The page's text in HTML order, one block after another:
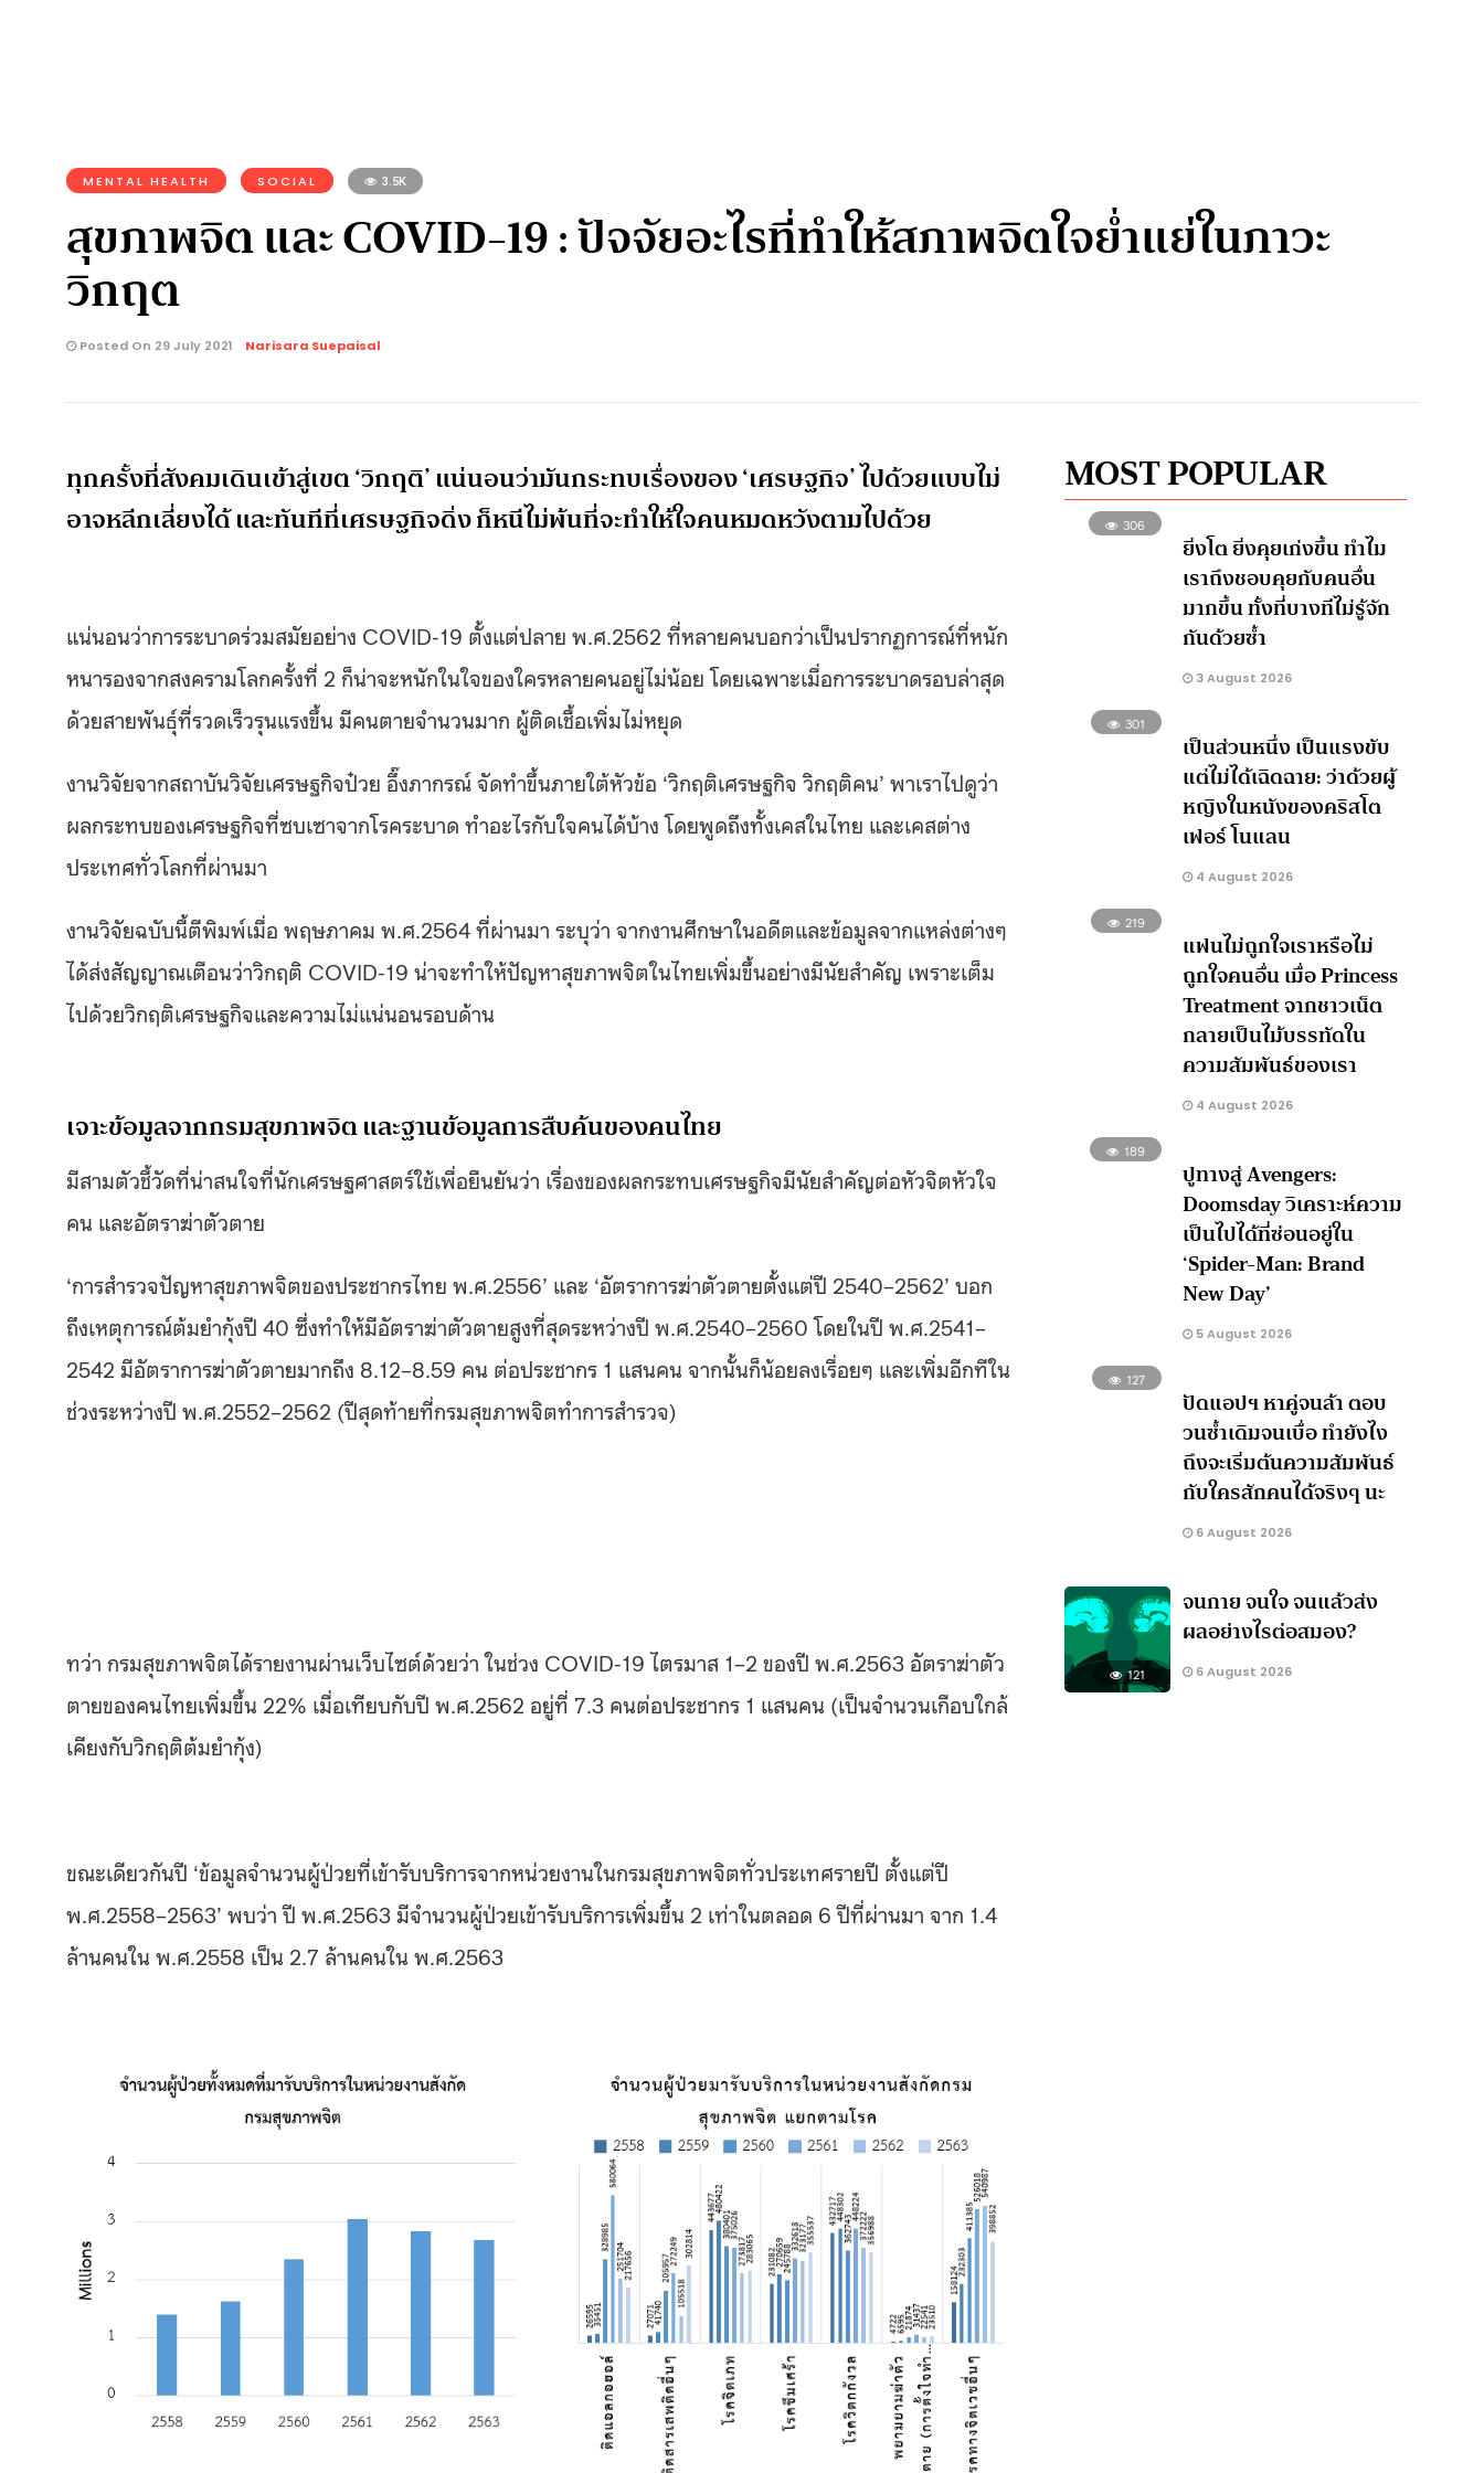
MENTAL HEALTH SOCIAL 3.5K
สุขภาพจิต และ COVID-19 : ปัจจัยอะไรที่ทำให้สภาพจิตใจย่ำแย่ในภาวะ
วิกฤต
Posted On 29 July 2021 Narisara Suepaisal
ทุกครั้งที่สังคมเดินเข้าสู่เขต ‘วิกฤติ’ แน่นอนว่ามันกระทบเรื่องของ ‘เศรษฐกิจ’ ไปด้วยแบบไม่
อาจหลีกเลี่ยงได้ และทันทีที่เศรษฐกิจดิ่ง ก็หนีไม่พ้นที่จะทำให้ใจคนหมดหวังตามไปด้วย
แน่นอนว่าการระบาดร่วมสมัยอย่าง COVID-19 ตั้งแต่ปลาย พ.ศ.2562 ที่หลายคนบอกว่าเป็นปรากฏการณ์ที่หนัก
หนารองจากสงครามโลกครั้งที่ 2 ก็น่าจะหนักในใจของใครหลายคนอยู่ไม่น้อย โดยเฉพาะเมื่อการระบาดรอบล่าสุด
ด้วยสายพันธุ์ที่รวดเร็วรุนแรงขึ้น มีคนตายจำนวนมาก ผู้ติดเชื้อเพิ่มไม่หยุด
งานวิจัยจากสถาบันวิจัยเศรษฐกิจป๋วย อึ๊งภากรณ์ จัดทำขึ้นภายใต้หัวข้อ ‘วิกฤติเศรษฐกิจ วิกฤติคน’ พาเราไปดูว่า
ผลกระทบของเศรษฐกิจที่ซบเซาจากโรคระบาด ทำอะไรกับใจคนได้บ้าง โดยพูดถึงทั้งเคสในไทย และเคสต่าง
ประเทศทั่วโลกที่ผ่านมา
งานวิจัยฉบับนี้ตีพิมพ์เมื่อ พฤษภาคม พ.ศ.2564 ที่ผ่านมา ระบุว่า จากงานศึกษาในอดีตและข้อมูลจากแหล่งต่างๆ
ได้ส่งสัญญาณเตือนว่าวิกฤติ COVID-19 น่าจะทำให้ปัญหาสุขภาพจิตในไทยเพิ่มขึ้นอย่างมีนัยสำคัญ เพราะเต็ม
ไปด้วยวิกฤติเศรษฐกิจและความไม่แน่นอนรอบด้าน
เจาะข้อมูลจากกรมสุขภาพจิต และฐานข้อมูลการสืบค้นของคนไทย
มีสามตัวชี้วัดที่น่าสนใจที่นักเศรษฐศาสตร์ใช้เพื่อยืนยันว่า เรื่องของผลกระทบเศรษฐกิจมีนัยสำคัญต่อหัวจิตหัวใจ
คน และอัตราฆ่าตัวตาย
‘การสำรวจปัญหาสุขภาพจิตของประชากรไทย พ.ศ.2556’ และ ‘อัตราการฆ่าตัวตายตั้งแต่ปี 2540–2562’ บอก
ถึงเหตุการณ์ต้มยำกุ้งปี 40 ซึ่งทำให้มีอัตราฆ่าตัวตายสูงที่สุดระหว่างปี พ.ศ.2540–2560 โดยในปี พ.ศ.2541–
2542 มีอัตราการฆ่าตัวตายมากถึง 8.12–8.59 คน ต่อประชากร 1 แสนคน จากนั้นก็น้อยลงเรื่อยๆ และเพิ่มอีกทีใน
ช่วงระหว่างปี พ.ศ.2552–2562 (ปีสุดท้ายที่กรมสุขภาพจิตทำการสำรวจ)
ทว่า กรมสุขภาพจิตได้รายงานผ่านเว็บไซต์ด้วยว่า ในช่วง COVID-19 ไตรมาส 1–2 ของปี พ.ศ.2563 อัตราฆ่าตัว
ตายของคนไทยเพิ่มขึ้น 22% เมื่อเทียบกับปี พ.ศ.2562 อยู่ที่ 7.3 คนต่อประชากร 1 แสนคน (เป็นจำนวนเกือบใกล้
เคียงกับวิกฤติต้มยำกุ้ง)
ขณะเดียวกันปี ‘ข้อมูลจำนวนผู้ป่วยที่เข้ารับบริการจากหน่วยงานในกรมสุขภาพจิตทั่วประเทศรายปี ตั้งแต่ปี
พ.ศ.2558–2563’ พบว่า ปี พ.ศ.2563 มีจำนวนผู้ป่วยเข้ารับบริการเพิ่มขึ้น 2 เท่าในตลอด 6 ปีที่ผ่านมา จาก 1.4
ล้านคนใน พ.ศ.2558 เป็น 2.7 ล้านคนใน พ.ศ.2563
MOST POPULAR
306
ยิ่งโต ยิ่งคุยเก่งขึ้น ทำไม
เราถึงชอบคุยกับคนอื่น
มากขึ้น ทั้งที่บางทีไม่รู้จัก
กันด้วยซ้ำ
3 August 2026
301
เป็นส่วนหนึ่ง เป็นแรงขับ
แต่ไม่ได้เฉิดฉาย: ว่าด้วยผู้
หญิงในหนังของคริสโต
เฟอร์ โนแลน
4 August 2026
219
แฟนไม่ถูกใจเราหรือไม่
ถูกใจคนอื่น เมื่อ Princess
Treatment จากชาวเน็ต
กลายเป็นไม้บรรทัดใน
ความสัมพันธ์ของเรา
4 August 2026
189
ปูทางสู่ Avengers:
Doomsday วิเคราะห์ความ
เป็นไปได้ที่ซ่อนอยู่ใน
‘Spider-Man: Brand
New Day’
5 August 2026
127
ปัดแอปฯ หาคู่จนล้า ตอบ
วนซ้ำเดิมจนเบื่อ ทำยังไง
ถึงจะเริ่มต้นความสัมพันธ์
กับใครสักคนได้จริงๆ นะ
6 August 2026
121
จนกาย จนใจ จนแล้วส่ง
ผลอย่างไรต่อสมอง?
6 August 2026